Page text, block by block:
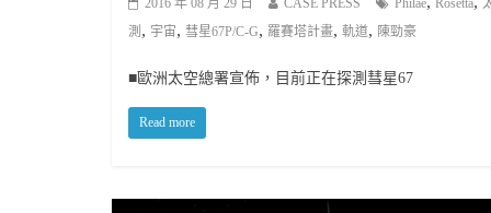
2016 年 08 月 29 日 CASE PRESS Philae Rosetta
測 , 宇宙, 彗星67P/C-G, 羅賽塔計畫, 軌道, 陳勁豪
■歐洲太空總署宣佈，目前正在探測彗星67
Read more